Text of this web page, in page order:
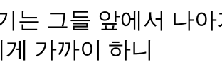
는 그들 앞에서 나
가까이 하니